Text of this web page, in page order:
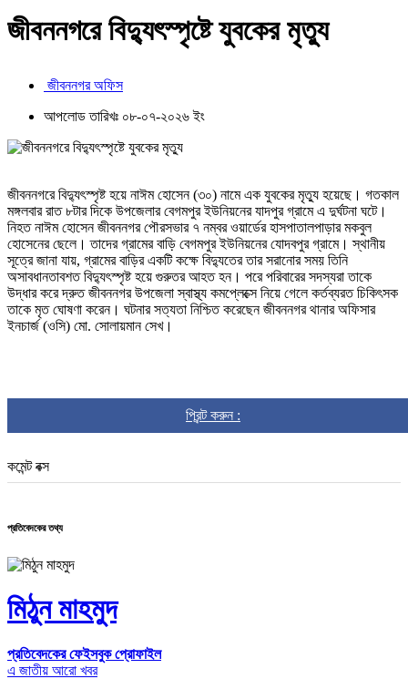
জীবননগরে বিদ্যুৎস্পৃষ্টে যুবকের মৃত্যু
জীবননগর অফিস
আপলোড তারিখঃ ০৮-০৭-২০২৬ ইং
জীবননগরে বিদ্যুৎস্পৃষ্ট হয়ে নাঈম হোসেন (৩০) নামে এক যুবকের মৃত্যু হয়েছে। গতকাল
মঙ্গলবার রাত ৮টার দিকে উপজেলার বেগমপুর ইউনিয়নের যাদপুর গ্রামে এ দুর্ঘটনা ঘটে।
নিহত নাঈম হোসেন জীবননগর পৌরসভার ৭ নম্বর ওয়ার্ডের হাসপাতালপাড়ার মকবুল
হোসেনের ছেলে। তাদের গ্রামের বাড়ি বেগমপুর ইউনিয়নের যোদবপুর গ্রামে। স্থানীয়
সূত্রে জানা যায়, গ্রামের বাড়ির একটি কক্ষে বিদ্যুতের তার সরানোর সময় তিনি
অসাবধানতাবশত বিদ্যুৎস্পৃষ্ট হয়ে গুরুতর আহত হন। পরে পরিবারের সদস্যরা তাকে
উদ্ধার করে দ্রুত জীবননগর উপজেলা স্বাস্থ্য কমপ্লেক্সে নিয়ে গেলে কর্তব্যরত চিকিৎসক
তাকে মৃত ঘোষণা করেন। ঘটনার সত্যতা নিশ্চিত করেছেন জীবননগর থানার অফিসার
ইনচার্জ (ওসি) মো. সোলায়মান সেখ।
প্রিন্ট করুন :
কমেন্ট বক্স
প্রতিবেদকের তথ্য
মিঠুন মাহমুদ
প্রতিবেদকের ফেইসবুক প্রোফাইল
এ জাতীয় আরো খবর